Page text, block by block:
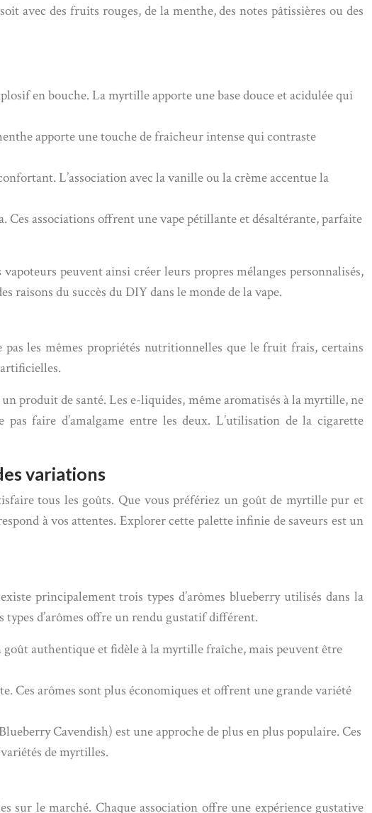
avec des fruits rouges, de la menthe, des notes pâtissières ou des
en bouche. La myrtille apporte une base douce et acidulée qui
apporte une touche de fraîcheur intense qui contraste
L’association avec la vanille ou la crème accentue la
Ces associations offrent une vape pétillante et désaltérante, parfaite
peuvent ainsi créer leurs propres mélanges personnalisés,
raisons du succès du DIY dans le monde de la vape.
les mêmes propriétés nutritionnelles que le fruit frais, certains
produit de santé. Les e-liquides, même aromatisés à la myrtille, ne
faire d’amalgame entre les deux. L’utilisation de la cigarette
variations
tous les goûts. Que vous préfériez un goût de myrtille pur et
à vos attentes. Explorer cette palette infinie de saveurs est un
principalement trois types d’arômes blueberry utilisés dans la
d’arômes offre un rendu gustatif différent.
authentique et fidèle à la myrtille fraîche, mais peuvent être
Ces arômes sont plus économiques et offrent une grande variété
Cavendish) est une approche de plus en plus populaire. Ces
de myrtilles.
sur le marché. Chaque association offre une expérience gustative